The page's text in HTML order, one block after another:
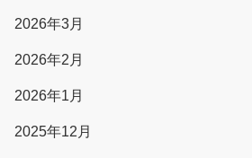
2026年3月
2026年2月
2026年1月
2025年12月